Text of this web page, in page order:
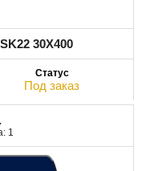
30X400
Под заказ
1